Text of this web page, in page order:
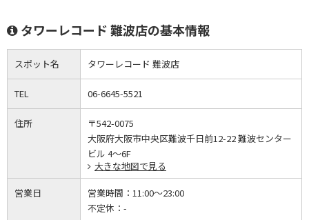
タワーレコード 難波店の基本情報
スポット名 タワーレコード 難波店
TEL 06-6645-5521
住所
〒542-0075
大阪府大阪市中央区難波千日前12-22 難波センター
ビル 4～6F
大きな地図で見る
営業日 営業時間： 11:00～23:00
不定休： -